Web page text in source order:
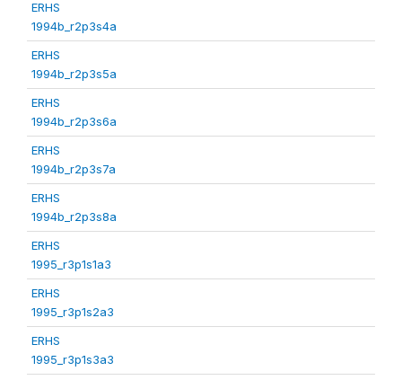
ERHS
1994b_r2p3s4a
ERHS
1994b_r2p3s5a
ERHS
1994b_r2p3s6a
ERHS
1994b_r2p3s7a
ERHS
1994b_r2p3s8a
ERHS
1995_r3p1s1a3
ERHS
1995_r3p1s2a3
ERHS
1995_r3p1s3a3